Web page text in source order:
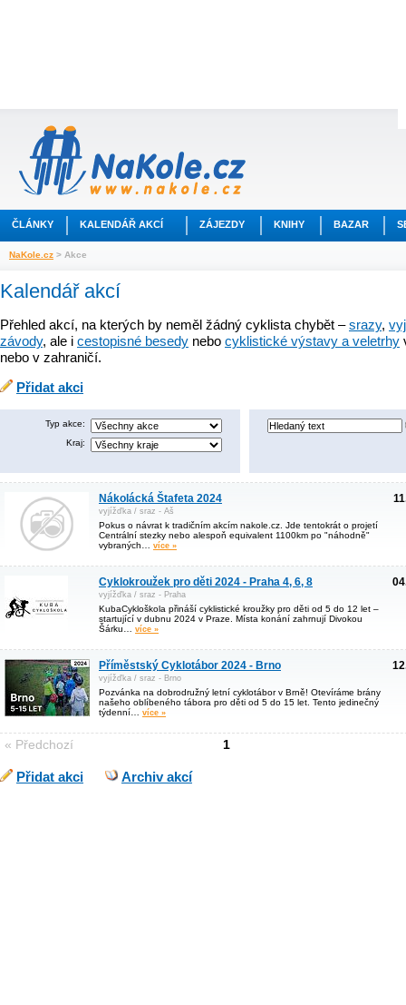
ČLÁNKY KALENDÁŘ AKCÍ ZÁJEZDY KNIHY BAZAR
NaKole.cz > Akce
Kalendář akcí
Přehled akcí, na kterých by neměl žádný cyklista chybět –srazy,
závody, ale i cestopisné besedy nebo cyklistické výstavy a veletrhy
nebo v zahraničí.
Přidat akci
Typ akce:
Kraj:
Nákolácká Štafeta 2024
vyjížďka / sraz - Aš
Pokus o návrat k tradičním akcím nakole.cz. Jde tentokrát o projetí
Centrální stezky nebo alespoň equivalent 1100km po "náhodně"
vybraných… více »
Cyklokroužek pro děti 2024 - Praha 4, 6, 8
vyjížďka / sraz - Praha
KubaCykloškola přináší cyklistické kroužky pro děti od 5 do 12 let –
startující v dubnu 2024 v Praze. Místa konání zahrnují Divokou
Šárku… více »
Příměstský Cyklotábor 2024 - Brno
vyjížďka / sraz - Brno
Pozvánka na dobrodružný letní cyklotábor v Brně! Otevíráme brány
našeho oblíbeného tábora pro děti od 5 do 15 let. Tento jedinečný
týdenní… více »
« Předchozí 1
Přidat akci Archiv akcí